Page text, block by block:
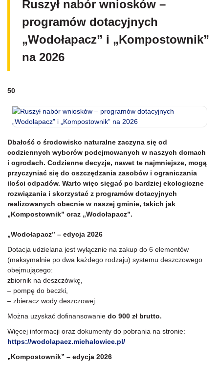
Ruszył nabór wniosków –
programów dotacyjnych
„Wodołapacz” i „Kompostownik”
na 2026
50
Dbałość o środowisko naturalne zaczyna się od
codziennych wyborów podejmowanych w naszych domach
i ogrodach. Codzienne decyzje, nawet te najmniejsze, mogą
przyczyniać się do oszczędzania zasobów i ograniczania
ilości odpadów. Warto więc sięgać po bardziej ekologiczne
rozwiązania i skorzystać z programów dotacyjnych
realizowanych obecnie w naszej gminie, takich jak
„Kompostownik” oraz „Wodołapacz”.
„Wodołapacz” – edycja 2026
Dotacja udzielana jest wyłącznie na zakup do 6 elementów
(maksymalnie po dwa każdego rodzaju) systemu deszczowego
obejmującego:
zbiornik na deszczówkę,
– pompę do beczki,
– zbieracz wody deszczowej.
Można uzyskać dofinansowanie do 900 zł brutto.
Więcej informacji oraz dokumenty do pobrania na stronie:
https://wodolapacz.michalowice.pl/
„Kompostownik” – edycja 2026